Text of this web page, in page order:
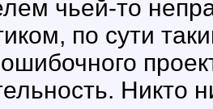
чьей-то
по сути
Никто